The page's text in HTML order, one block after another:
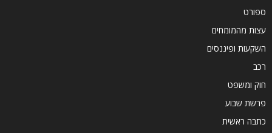
ספורט
עצות מהמומחים
השקעות ופיננסים
רכב
חוק ומשפט
פרשת שבוע
כתבה ראשית